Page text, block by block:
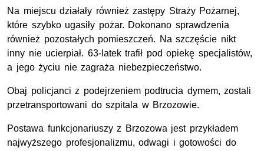
Na miejscu działały również zastępy Straży Pożarnej,
które szybko ugasiły pożar. Dokonano sprawdzenia
również pozostałych pomieszczeń. Na szczęście nikt
inny nie ucierpiał. 63-latek trafił pod opiekę specjalistów,
a jego życiu nie zagraża niebezpieczeństwo.
Obaj policjanci z podejrzeniem podtrucia dymem, zostali
przetransportowani do szpitala w Brzozowie.
Postawa funkcjonariuszy z Brzozowa jest przykładem
najwyższego profesjonalizmu, odwagi i gotowości do